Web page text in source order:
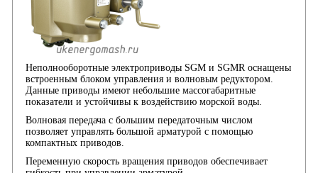
Неполнооборотные электроприводы SGM и SGMR оснащены
встроенным блоком управления и волновым редуктором.
Данные приводы имеют небольшие массогабаритные
показатели и устойчивы к воздействию морской воды.
Волновая передача с большим передаточным числом
позволяет управлять большой арматурой с помощью
компактных приводов.
Переменную скорость вращения приводов обеспечивает